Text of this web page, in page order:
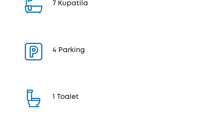
7 Kupatila
4 Parking
1 Toalet